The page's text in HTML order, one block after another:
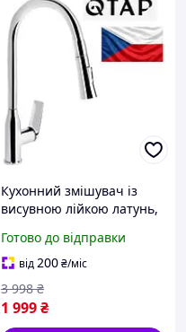
Кухонний змішувач із
висувною лійкою латунь,
з функцією душу
сталевий хром латунний
Готово до відправки
від200₴/міс
1 999₴
3 998 ₴